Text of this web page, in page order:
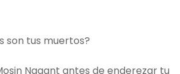
son tus muertos?
Nagant antes de enderezar tu